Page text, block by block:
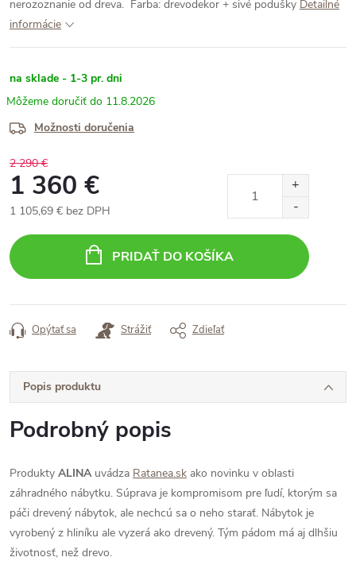
nerozoznanie od dreva. Farba: drevodekor + sivé podušky Detailné
informácie
na sklade - 1-3 pr. dni
11.8.2026
Možnosti doručenia
2 290 €
1 360 €
1 105,69 € bez DPH
cena:
PRIDAŤ DO KOŠÍKA
Opýtať sa Strážiť Zdieľať
Popis produktu
Podrobný popis
Produkty ALINA uvádza Ratanea.sk ako novinku v oblasti
záhradného nábytku. Súprava je kompromisom pre ľudí, ktorým sa
páči drevený nábytok, ale nechcú sa o neho starať. Nábytok je
vyrobený z hliníku ale vyzerá ako drevený. Tým pádom má aj dlhšiu
životnosť, než drevo.